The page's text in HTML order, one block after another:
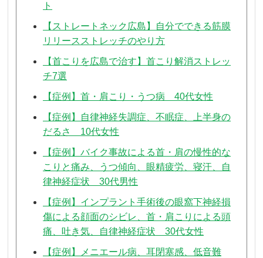
ト
【ストレートネック広島】自分でできる筋膜
リリースストレッチのやり方
【首こりを広島で治す】首こり解消ストレッ
チ7選
【症例】首・肩こり・うつ病 40代女性
【症例】自律神経失調症、不眠症、上半身の
だるさ 10代女性
【症例】バイク事故による首・肩の慢性的な
こりと痛み、うつ傾向、眼精疲労、寝汗、自
律神経症状 30代男性
【症例】インプラント手術後の眼窩下神経損
傷による顔面のシビレ、首・肩こりによる頭
痛、吐き気、自律神経症状 30代女性
【症例】メニエール病、耳閉塞感、低音難